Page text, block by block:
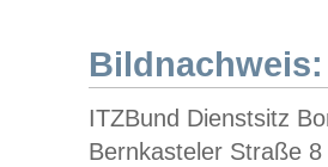
Bildnachweis:
ITZBund Dienstsitz
Bernkasteler Straße 8